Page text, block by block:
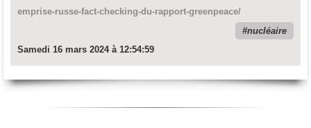
emprise-russe-fact-checking-du-rapport-greenpeace/
nucléaire
Samedi 16 mars 2024 à 12:54:59